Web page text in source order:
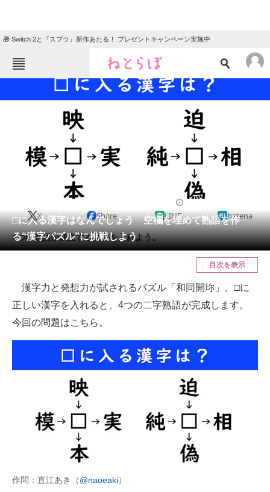
🎁 Switch 2と『スプラ』新作あたる！ プレゼントキャンペーン実施中
ねとらぼメニュー
TOP ニュース
地域
会員記事
メディア
ITの今と未来を見通す
スマホと通信の最新トレンド
進化するPCとデバイスの未来
好きが集まる 比べて選べる
ビジネスと働き方のヒント
AI活用のいまが分かる
企業ITのトレンドを詳説
経営リーダーのコミュニティ
□に入る漢字はなんでしょう 空欄を埋めて熟語を作
る“漢字パズル”に挑戦しよう
X Share LINE hatena
4つの熟語が成立する漢字を入れよう。
目次を表示
漢字力と発想力が試されるパズル「和同開珎」。□に
正しい漢字を入れると、4つの二字熟語が完成します。
今回の問題はこちら。
作問：直江あき（@naoeaki）